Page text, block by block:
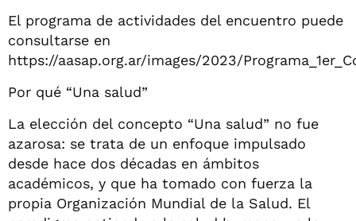
El programa de actividades del encuentro puede
consultarse en
https://aasap.org.ar/images/2023/
Por qué “Una salud”
La elección del concepto “Una salud” no fue
azarosa: se trata de un enfoque impulsado
desde hace dos décadas en ámbitos
académicos, y que ha tomado con fuerza la
propia Organización Mundial de la Salud. El